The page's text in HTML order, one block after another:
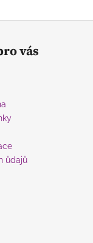
vás
ůdajů